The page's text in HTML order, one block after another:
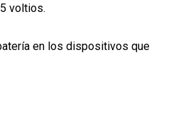
voltios.
en los dispositivos que